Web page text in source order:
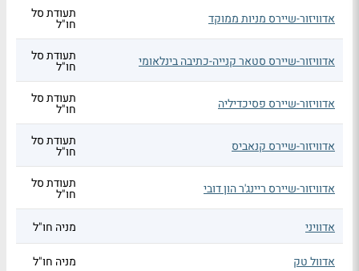
אדוויזור-שיירס מניות ממוקד תעודת סל
חו"ל
אדוויזור-שיירס סטאר קנייה-כתיבה בינלאומי תעודת סל
חו"ל
אדוויזור-שיירס פסיכדיליה תעודת סל
חו"ל
אדוויזור-שיירס קנאביס תעודת סל
חו"ל
אדוויזור-שיירס ריינג'ר הון דובי תעודת סל
חו"ל
אדוויני
מניה חו"ל
אדוול טק מניה חו"ל